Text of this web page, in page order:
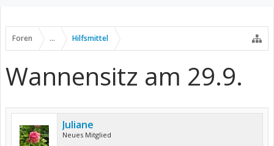
Foren ... Hilfsmittel
Wannensitz am 29.9.
Juliane
Neues Mitglied